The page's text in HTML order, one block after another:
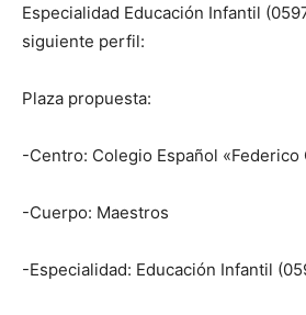
Especialidad Educación Infantil
siguiente perfil:
Plaza propuesta:
-Centro: Colegio Español «Federico
-Cuerpo: Maestros
-Especialidad: Educación Infantil